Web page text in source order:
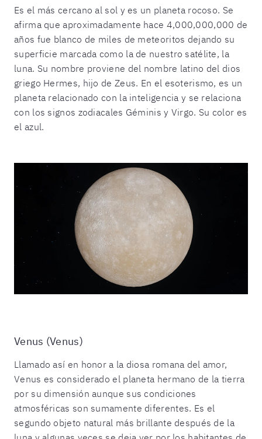
Es el más cercano al sol y es un planeta rocoso. Se
afirma que aproximadamente hace 4,000,000,000 de
años fue blanco de miles de meteoritos dejando su
superficie marcada como la de nuestro satélite, la
luna. Su nombre proviene del nombre latino del dios
griego Hermes, hijo de Zeus. En el esoterismo, es un
planeta relacionado con la inteligencia y se relaciona
con los signos zodiacales Géminis y Virgo. Su color es
el azul.
Venus (Venus)
Llamado así en honor a la diosa romana del amor,
Venus es considerado el planeta hermano de la tierra
por su dimensión aunque sus condiciones
atmosféricas son sumamente diferentes. Es el
segundo objeto natural más brillante después de la